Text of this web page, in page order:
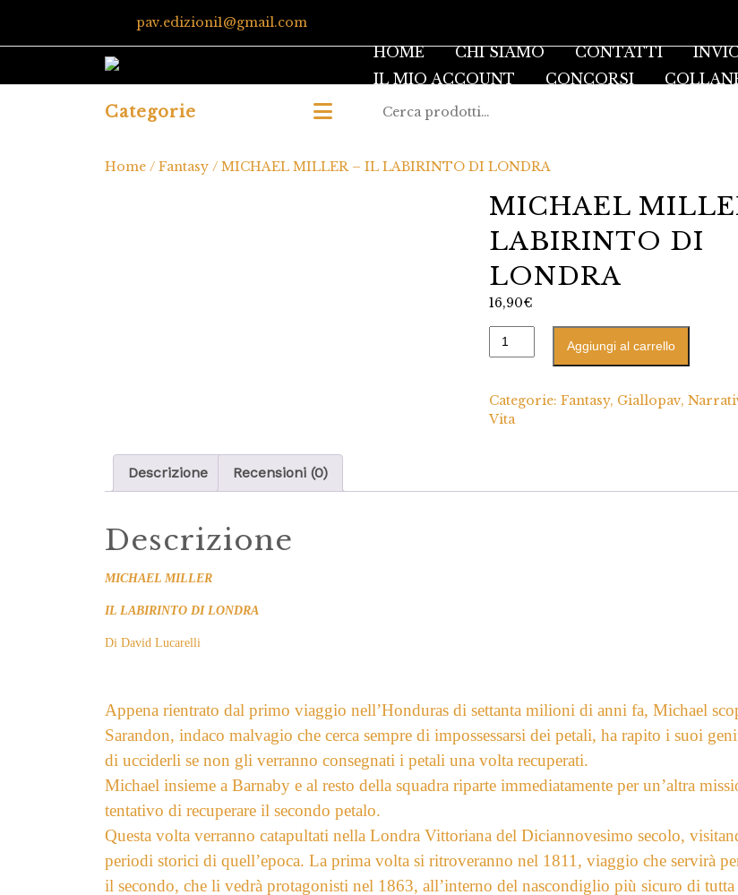
pav.edizioni1@gmail.com
HOME CHI SIAMO CONTATTI
IL MIO ACCOUNT
CONCORSI
Categorie
Home / Fantasy / MICHAEL MILLER – IL LABIRINTO DI LONDRA
MICHAEL
LABIRINTO DI
LONDRA
16,90€
Aggiungi al carrello
Categorie: Fantasy, Giallopav,
Vita
Descrizione Recensioni (0)
Descrizione
MICHAEL MILLER
IL LABIRINTO DI LONDRA
Di David Lucarelli
Appena rientrato dal primo viaggio nell’Honduras di settanta milioni di anni fa, Michael
Sarandon, indaco malvagio che cerca sempre di impossessarsi dei petali, ha rapito i suoi
di ucciderli se non gli verranno consegnati i petali una volta recuperati.
Michael insieme a Barnaby e al resto della squadra riparte immediatamente per un’altra
tentativo di recuperare il secondo petalo.
Questa volta verranno catapultati nella Londra Vittoriana del Diciannovesimo secolo,
periodi storici di quell’epoca. La prima volta si ritroveranno nel 1811, viaggio che servirà
il secondo, che li vedrà protagonisti nel 1863, all’interno del nascondiglio più sicuro di tutta